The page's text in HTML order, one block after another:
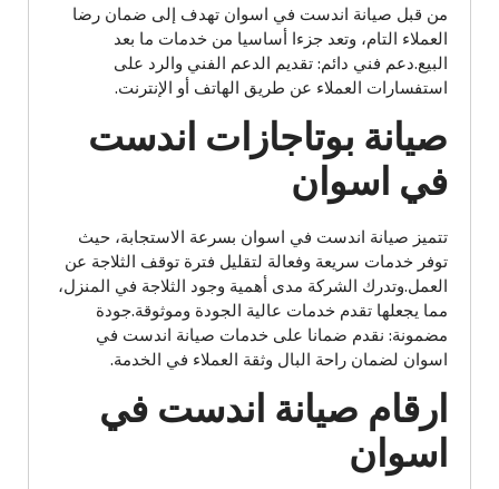
من قبل صيانة اندست في اسوان تهدف إلى ضمان رضا
العملاء التام، وتعد جزءا أساسيا من خدمات ما بعد
البيع.دعم فني دائم: تقديم الدعم الفني والرد على
استفسارات العملاء عن طريق الهاتف أو الإنترنت.
صيانة بوتاجازات اندست
في اسوان
تتميز صيانة اندست في اسوان بسرعة الاستجابة، حيث
توفر خدمات سريعة وفعالة لتقليل فترة توقف الثلاجة عن
العمل.وتدرك الشركة مدى أهمية وجود الثلاجة في المنزل،
مما يجعلها تقدم خدمات عالية الجودة وموثوقة.جودة
مضمونة: نقدم ضمانا على خدمات صيانة اندست في
اسوان لضمان راحة البال وثقة العملاء في الخدمة.
ارقام صيانة اندست في
اسوان